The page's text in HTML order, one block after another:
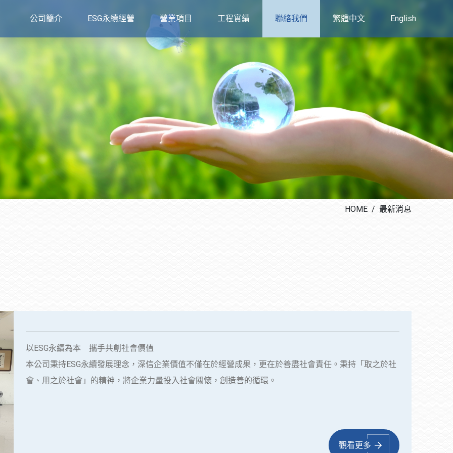
公司簡介 ESG永續經營 營業項目 工程實績 聯絡我們 繁體中文 English
HOME 最新消息
以ESG永續為本 攜手共創社會價值
本公司秉持ESG永續發展理念，深信企業價值不僅在於經營成果，更在於善盡社會責任。秉持「取之於社
會、用之於社會」的精神，將企業力量投入社會關懷，創造善的循環。
觀看更多